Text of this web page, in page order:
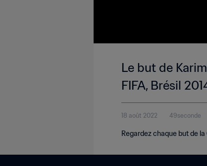
Le but de
FIFA, Brésil
18 août 2022 49seconde
Regardez chaque but de